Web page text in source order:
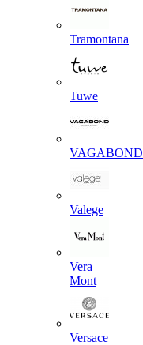
Tramontana
Tuwe
VAGABOND
Valege
Vera
Mont
Versace